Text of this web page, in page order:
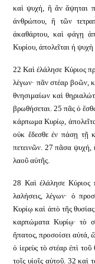
καὶ ψυχή, ἣ ἂν ἅψηται
ἀνθρώπου, ἢ τῶν
ἀκαθάρτου, καὶ φάγῃ
Κυρίου, ἀπολεῖται ἡ
22 Καὶ ἐλάλησε Κύριος
λέγων· πᾶν στέαρ βοῶν,
θνησιμαίων καὶ
βρωθήσεται. 25 πᾶς ὁ
κάρπωμα Κυρίῳ,
οὐκ ἔδεσθε ἐν πάσῃ τῇ
πετεινῶν. 27 πᾶσα ψυχή,
λαοῦ αὐτῆς.
28 Καὶ ἐλάλησε Κύριος
λαλήσεις, λέγων· ὁ
Κυρίῳ καὶ ἀπὸ τῆς
καρπώματα Κυρίῳ· τὸ
ἥπατος, προσοίσει αὐτά,
ὁ ἱερεὺς τὸ στέαρ ἐπὶ
τοῖς υἱοῖς αὐτοῦ. 32 καὶ